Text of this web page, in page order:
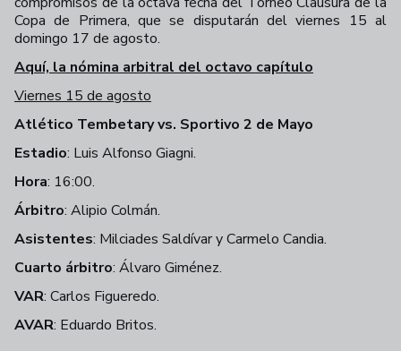
Copa de Primera, que se disputarán del viernes 15 al
domingo 17 de agosto.
Aquí, la nómina arbitral del octavo capítulo
Viernes 15 de agosto
Atlético Tembetary vs. Sportivo 2 de Mayo
Estadio: Luis Alfonso Giagni.
Hora: 16:00.
Árbitro: Alipio Colmán.
Asistentes: Milciades Saldívar y Carmelo Candia.
Cuarto árbitro: Álvaro Giménez.
VAR: Carlos Figueredo.
AVAR: Eduardo Britos.